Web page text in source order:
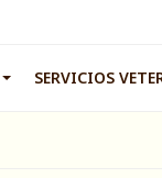
SERVICIOS